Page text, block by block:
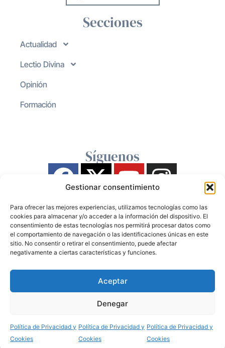
Gestionar consentimiento
Para ofrecer las mejores experiencias, utilizamos tecnologías como las
cookies para almacenar y/o acceder a la información del dispositivo. El
consentimiento de estas tecnologías nos permitirá procesar datos como
el comportamiento de navegación o las identificaciones únicas en este
sitio. No consentir o retirar el consentimiento, puede afectar
negativamente a ciertas características y funciones.
Aceptar
Denegar
Política de Privacidad y
Cookies
Política de Privacidad y
Cookies
Política de Privacidad y
Cookies
Secciones
Actualidad
Lectio Divina
Opinión
Formación
Síguenos